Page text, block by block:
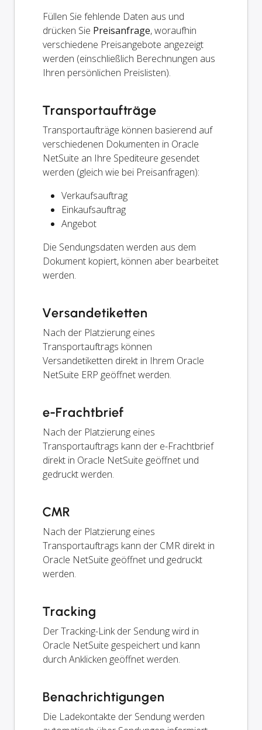
Füllen Sie fehlende Daten aus und
drücken Sie Preisanfrage, woraufhin
verschiedene Preisangebote angezeigt
werden (einschließlich Berechnungen aus
Ihren persönlichen Preislisten).
Transportaufträge
Transportaufträge können basierend auf
verschiedenen Dokumenten in Oracle
NetSuite an Ihre Spediteure gesendet
werden (gleich wie bei Preisanfragen):
Verkaufsauftrag
Einkaufsauftrag
Angebot
Die Sendungsdaten werden aus dem
Dokument kopiert, können aber bearbeitet
werden.
Versandetiketten
Nach der Platzierung eines
Transportauftrags können
Versandetiketten direkt in Ihrem Oracle
NetSuite ERP geöffnet werden.
e-Frachtbrief
Nach der Platzierung eines
Transportauftrags kann der e-Frachtbrief
direkt in Oracle NetSuite geöffnet und
gedruckt werden.
CMR
Nach der Platzierung eines
Transportauftrags kann der CMR direkt in
Oracle NetSuite geöffnet und gedruckt
werden.
Tracking
Der Tracking-Link der Sendung wird in
Oracle NetSuite gespeichert und kann
durch Anklicken geöffnet werden.
Benachrichtigungen
Die Ladekontakte der Sendung werden